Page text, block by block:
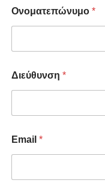
Ονοματεπώνυμο *
Διεύθυνση *
Email *